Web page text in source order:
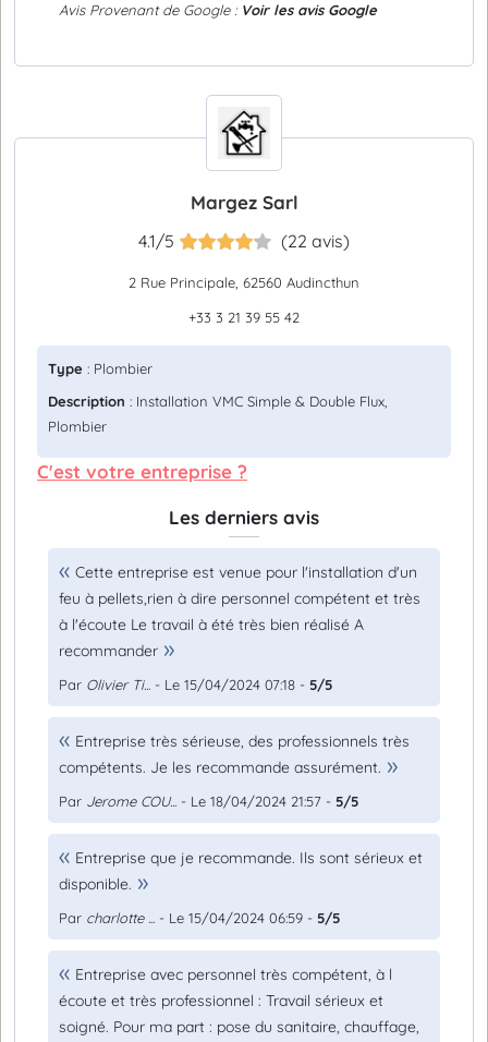
Avis Provenant de Google : Voir les avis Google
Margez Sarl
4.1/5 (22 avis)
2 Rue Principale, 62560 Audincthun
+33 3 21 39 55 42
Type : Plombier
Description : Installation VMC Simple & Double Flux,
Plombier
C'est votre entreprise ?
Les derniers avis
Cette entreprise est venue pour l'installation d'un
feu à pellets,rien à dire personnel compétent et très
à l'écoute Le travail à été très bien réalisé A
recommander
Par Olivier Ti... - Le 15/04/2024 07:18 - 5/5
Entreprise très sérieuse, des professionnels très
compétents. Je les recommande assurément.
Par Jerome COU... - Le 18/04/2024 21:57 - 5/5
Entreprise que je recommande. Ils sont sérieux et
disponible.
Par charlotte ... - Le 15/04/2024 06:59 - 5/5
Entreprise avec personnel très compétent, à l
écoute et très professionnel : Travail sérieux et
soigné. Pour ma part : pose du sanitaire, chauffage,